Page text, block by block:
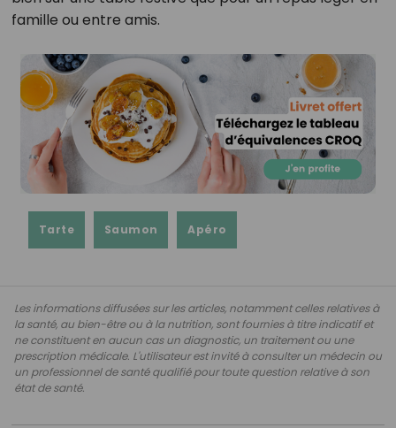
famille ou entre amis.
Tarte Saumon Apéro
Les informations diffusées sur les articles, notamment celles relatives à
la santé, au bien-être ou à la nutrition, sont fournies à titre indicatif et
ne constituent en aucun cas un diagnostic, un traitement ou une
prescription médicale. L'utilisateur est invité à consulter un médecin ou
un professionnel de santé qualifié pour toute question relative à son
état de santé.